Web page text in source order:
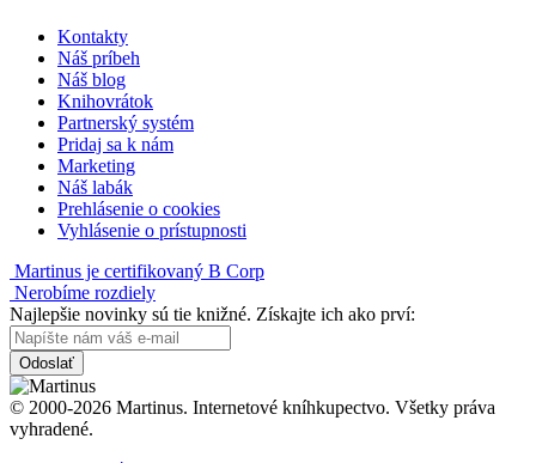
Kontakty
Náš príbeh
Náš blog
Knihovrátok
Partnerský systém
Pridaj sa k nám
Marketing
Náš labák
Prehlásenie o cookies
Vyhlásenie o prístupnosti
Martinus je certifikovaný B Corp
Nerobíme rozdiely
Najlepšie novinky sú tie knižné. Získajte ich ako prví:
Odoslať
© 2000-2026 Martinus. Internetové kníhkupectvo. Všetky práva
vyhradené.